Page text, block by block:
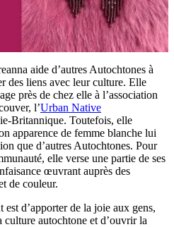
aide d’autres Autochtones à
des liens avec leur culture. Elle
près de chez elle à l’association
l’Urban Native
Britannique. Toutefois, elle
apparence de femme blanche lui
que d’autres Autochtones. Pour
elle verse une partie de ses
œuvrant auprès des
de couleur.
d’apporter de la joie aux gens,
culture autochtone et d’ouvrir la